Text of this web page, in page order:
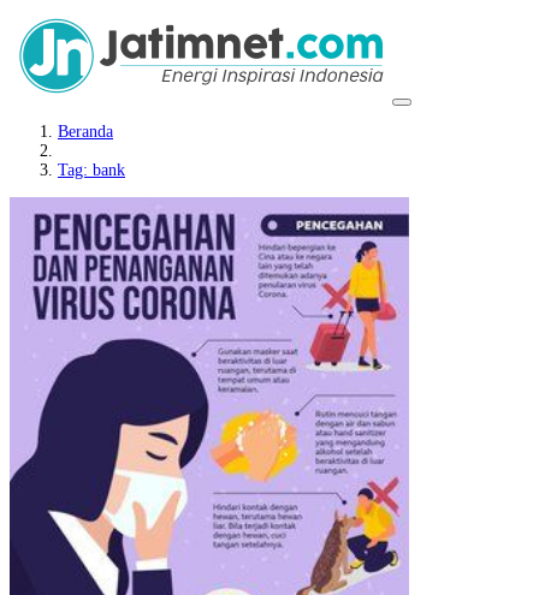
Beranda
Tag: bank